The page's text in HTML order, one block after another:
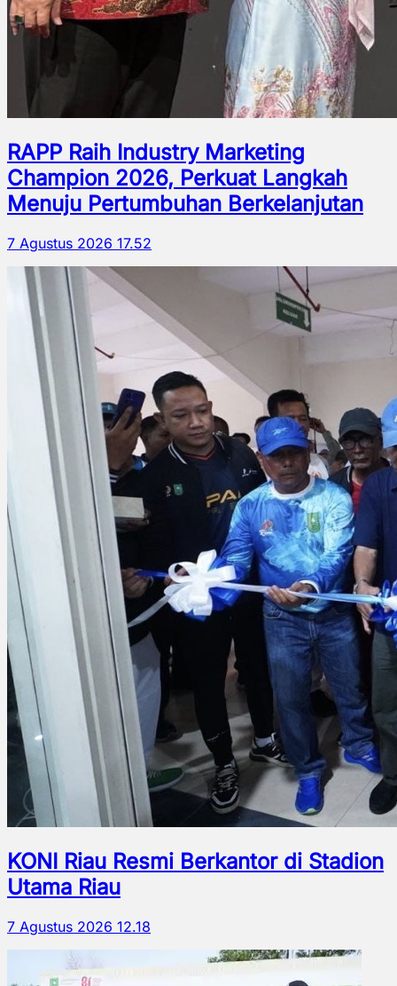
RAPP Raih Industry Marketing
Champion 2026, Perkuat Langkah
Menuju Pertumbuhan Berkelanjutan
7 Agustus 2026 17.52
KONI Riau Resmi Berkantor di Stadion
Utama Riau
7 Agustus 2026 12.18